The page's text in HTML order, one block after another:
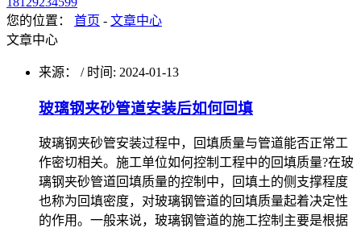
您的位置： 首页 - 文章中心
文章中心
来源： / 时间: 2024-01-13
玻璃钢夹砂管道安装后如何回填
玻璃钢夹砂管安装过程中，回填质量与管道能否正常工
作密切相关。施工单位如何控制工程中的回填质量?在玻
璃钢夹砂管道回填质量的控制中，回填土的侧支撑程度
也称为回填密度，对玻璃钢管道的回填质量起着决定性
的作用。一般来说，玻璃钢管道的施工控制主要是根据